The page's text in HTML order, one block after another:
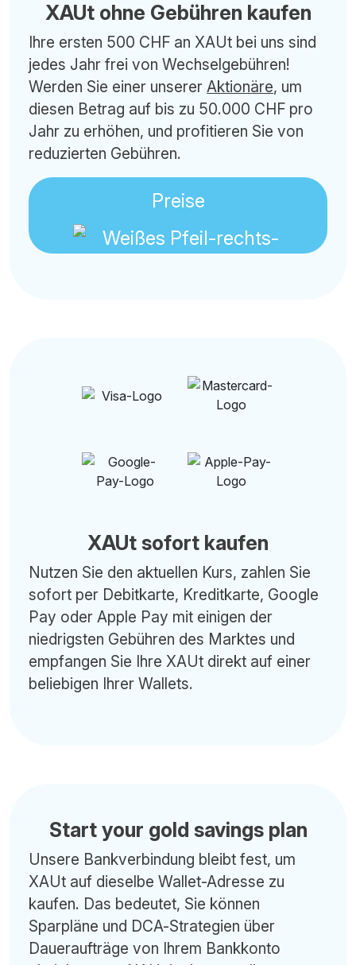
XAUt ohne Gebühren kaufen
Ihre ersten 500 CHF an XAUt bei uns sind
jedes Jahr frei von Wechselgebühren!
Werden Sie einer unserer Aktionäre, um
diesen Betrag auf bis zu 50.000 CHF pro
Jahr zu erhöhen, und profitieren Sie von
reduzierten Gebühren.
Preise
XAUt sofort kaufen
Nutzen Sie den aktuellen Kurs, zahlen Sie
sofort per Debitkarte, Kreditkarte, Google
Pay oder Apple Pay mit einigen der
niedrigsten Gebühren des Marktes und
empfangen Sie Ihre XAUt direkt auf einer
beliebigen Ihrer Wallets.
Start your gold savings plan
Unsere Bankverbindung bleibt fest, um
XAUt auf dieselbe Wallet-Adresse zu
kaufen. Das bedeutet, Sie können
Sparpläne und DCA-Strategien über
Daueraufträge von Ihrem Bankkonto